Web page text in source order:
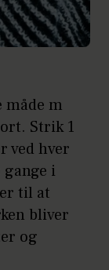
måde m
Strik 1
ved hver
i
til at
bliver
og